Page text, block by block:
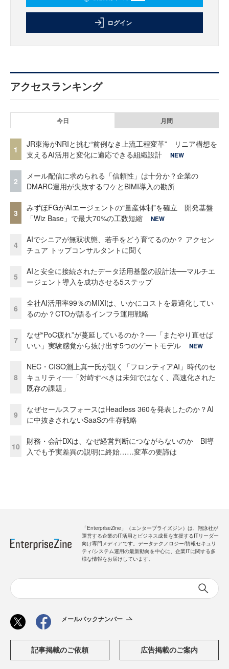
ログイン
アクセスランキング
今日 月間
1
JR東海がNRIと挑む“前例なき上流工程変革” リニア構想を
支えるAI活用と変化に適応できる組織設計
NEW
2
メール配信に求められる「信頼性」は十分か？企業の
DMARC運用が失敗するワケとBIMI導入の勘所
3
みずほFGがAIエージェントの“量産体制”を確立 開発基盤
「Wiz Base」で最大70%の工数短縮
NEW
4
AIでシニアが無双状態、若手をどう育てるのか？ アクセン
チュア トップコンサルタントに聞く
5
AIと安全に接続されたデータ活用基盤の設計法──マルチエ
ージェント導入を成功させる5ステップ
6
全社AI活用率99％のMIXIは、いかにコストを最適化してい
るのか？CTOが語るインフラ運用戦略
7
なぜ“PoC疲れ”が蔓延しているのか？──「またやり直せば
いい」実験感覚から抜け出す5つのゲートモデル
NEW
8
NEC・CISO淵上真一氏が説く「フロンティアAI」時代のセ
キュリティ──「対峙すべきは未知ではなく、高速化された
既存の課題」
9
なぜセールスフォースはHeadless 360を発表したのか？AI
に中抜きされないSaaSの生存戦略
10
財務・会計DXは、なぜ経営判断につながらないのか BI導
入でも予実差異の説明に終始……変革の要諦は
「EnterpriseZine」（エンタープライズジン）は、翔泳社が
運営する企業のIT活用とビジネス成長を支援するITリーダー
向け専門メディアです。データテクノロジー/情報セキュリ
ティ/システム運用の最新動向を中心に、企業ITに関する多
様な情報をお届けしています。
メールバックナンバー
記事掲載のご依頼 広告掲載のご案内